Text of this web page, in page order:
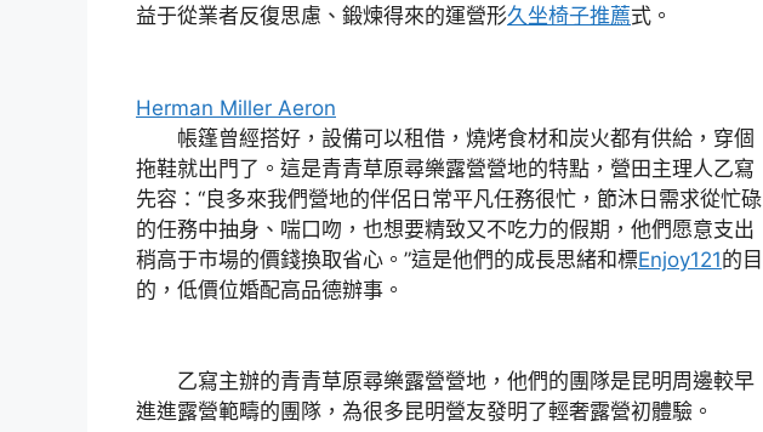
益于從業者反復思慮、鍛煉得來的運營形久坐椅子推薦式。
Herman Miller Aeron
帳篷曾經搭好，設備可以租借，燒烤食材和炭火都有供給，穿個
拖鞋就出門了。這是青青草原尋樂露營營地的特點，營田主理人乙寫
先容：“良多來我們營地的伴侶日常平凡任務很忙，節沐日需求從忙碌
的任務中抽身、喘口吻，也想要精致又不吃力的假期，他們愿意支出
稍高于市場的價錢換取省心。”這是他們的成長思緒和標Enjoy121的目
的，低價位婚配高品德辦事。
乙寫主辦的青青草原尋樂露營營地，他們的團隊是昆明周邊較早
進進露營範疇的團隊，為很多昆明營友發明了輕奢露營初體驗。